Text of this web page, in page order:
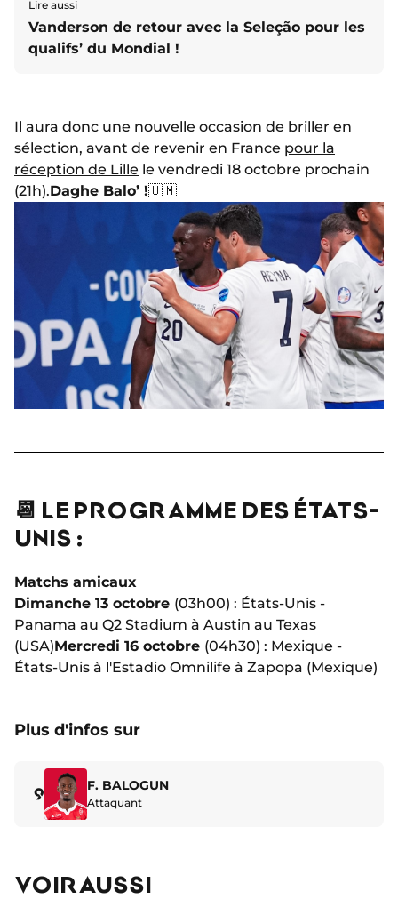
Lire aussi
Vanderson de retour avec la Seleção pour les
qualifs’ du Mondial !
Il aura donc une nouvelle occasion de briller en
sélection, avant de revenir en France pour la
réception de Lille le vendredi 18 octobre prochain
(21h).Daghe Balo’ !🇺🇲
📆 LE PROGRAMME DES ÉTATS-
UNIS :
Matchs amicaux
Dimanche 13 octobre (03h00) : États-Unis -
Panama au Q2 Stadium à Austin au Texas
(USA)Mercredi 16 octobre (04h30) : Mexique -
États-Unis à l'Estadio Omnilife à Zapopa (Mexique)
Plus d'infos sur
9 F. BALOGUN
Attaquant
VOIR AUSSI